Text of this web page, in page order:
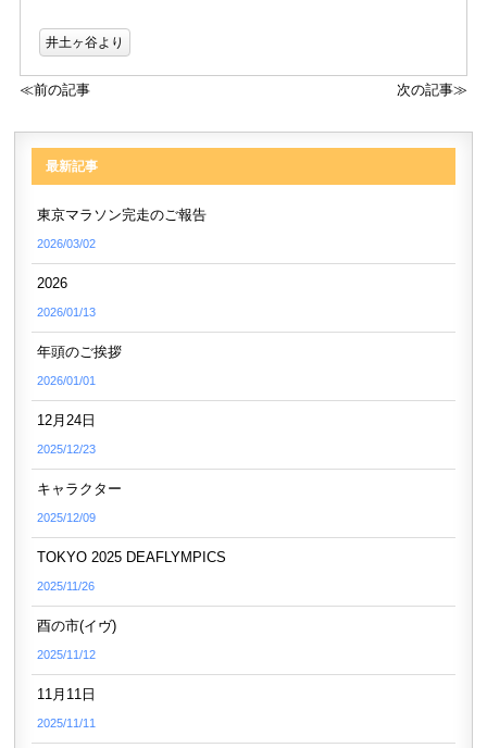
井土ヶ谷より
≪前の記事 次の記事≫
最新記事
東京マラソン完走のご報告
2026/03/02
2026
2026/01/13
年頭のご挨拶
2026/01/01
12月24日
2025/12/23
キャラクター
2025/12/09
TOKYO 2025 DEAFLYMPICS
2025/11/26
酉の市(イヴ)
2025/11/12
11月11日
2025/11/11